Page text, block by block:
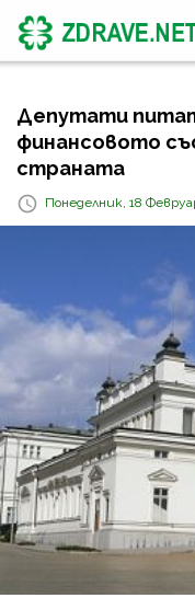
Депутати
финансовото
страната
Понеделник, 18